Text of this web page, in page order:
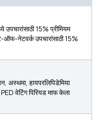
उपचारांसाठी 15% प्रीमियम
नेटवर्क उपचारांसाठी 15%
अस्थमा, हायपरलिपिडेमिया
वेटिंग पिरियड माफ केला